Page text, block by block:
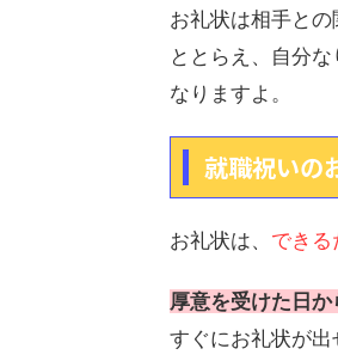
お礼状は相手と
ととらえ、自分
なりますよ。
就職祝いの
お礼状は、 できる
厚意を受けた日
すぐにお礼状が出